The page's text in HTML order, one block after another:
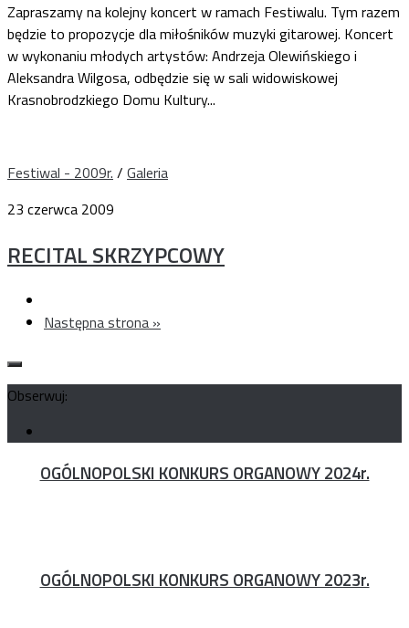
Zapraszamy na kolejny koncert w ramach Festiwalu. Tym razem
będzie to propozycje dla miłośników muzyki gitarowej. Koncert
w wykonaniu młodych artystów: Andrzeja Olewińskiego i
Aleksandra Wilgosa, odbędzie się w sali widowiskowej
Krasnobrodzkiego Domu Kultury...
Festiwal - 2009r. / Galeria
23 czerwca 2009
RECITAL SKRZYPCOWY
Następna strona »
Obserwuj:
OGÓLNOPOLSKI KONKURS ORGANOWY 2024r.
OGÓLNOPOLSKI KONKURS ORGANOWY 2023r.